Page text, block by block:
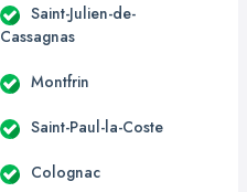
Saint-Julien-de-
Cassagnas
Montfrin
Saint-Paul-la-Coste
Colognac